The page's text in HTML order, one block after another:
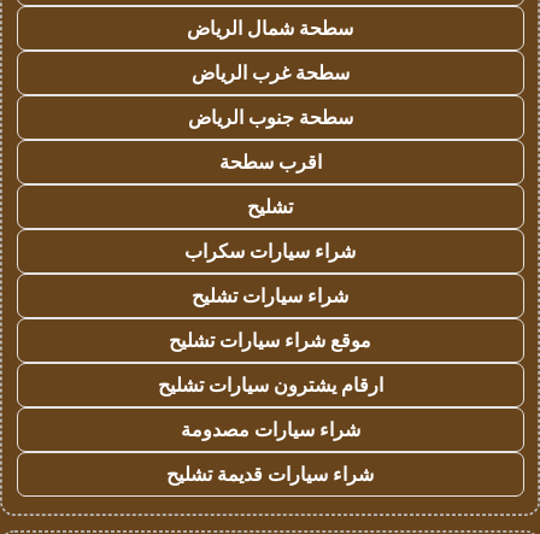
سطحة شمال الرياض
سطحة غرب الرياض
سطحة جنوب الرياض
اقرب سطحة
تشليح
شراء سيارات سكراب
شراء سيارات تشليح
موقع شراء سيارات تشليح
ارقام يشترون سيارات تشليح
شراء سيارات مصدومة
شراء سيارات قديمة تشليح